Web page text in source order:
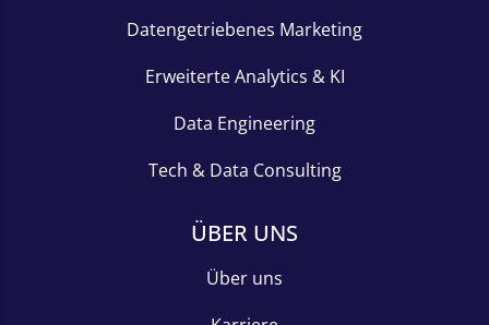
Datengetriebenes Marketing
Erweiterte Analytics & KI
Data Engineering
Tech & Data Consulting
ÜBER UNS
Über uns